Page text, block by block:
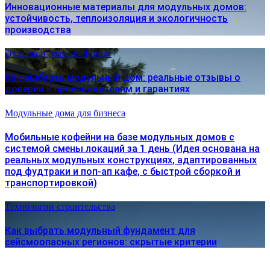
Инновационные материалы для модульных домов:
устойчивость, теплоизоляция и экологичность
производства
Отзывы и реальный опыт
Как выбрать модульный дом: реальные отзывы о
доверии к производителям и гарантиях
Модульные дома для бизнеса
Мобильные кофейни на базе модульных домов с
системой смены локаций за 1 день (Идея основана на
реальных модульных конструкциях, адаптированных
под фудтраки и поп-ап кафе, с быстрой сборкой и
транспортировкой)
Технологии строительства
Как выбрать модульный фундамент для
сейсмоопасных регионов: скрытые критерии